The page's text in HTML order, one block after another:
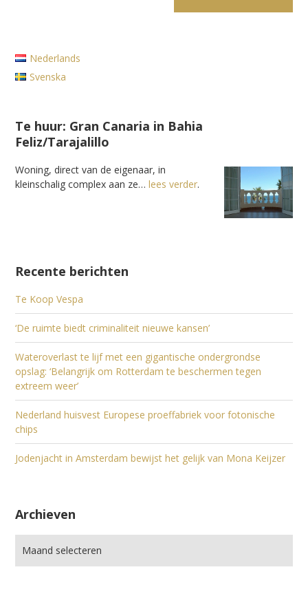
Nederlands
Svenska
Te huur: Gran Canaria in Bahia
Feliz/Tarajalillo
Woning, direct van de eigenaar, in
kleinschalig complex aan ze…lees verder.
Recente berichten
Te Koop Vespa
‘De ruimte biedt criminaliteit nieuwe kansen’
Wateroverlast te lijf met een gigantische ondergrondse
opslag: ‘Belangrijk om Rotterdam te beschermen tegen
extreem weer’
Nederland huisvest Europese proeffabriek voor fotonische
chips
Jodenjacht in Amsterdam bewijst het gelijk van Mona Keijzer
Archieven